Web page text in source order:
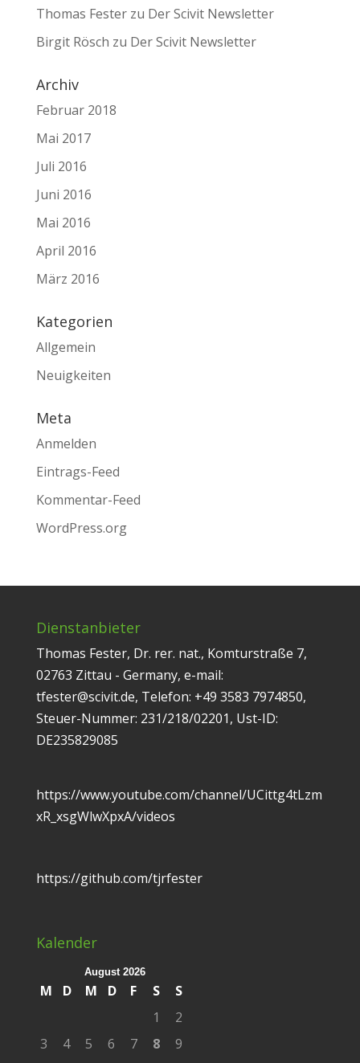
Thomas Festerzu Der Scivit Newsletter
Birgit Rösch zu Der Scivit Newsletter
Archiv
Februar 2018
Mai 2017
Juli 2016
Juni 2016
Mai 2016
April 2016
März 2016
Kategorien
Allgemein
Neuigkeiten
Meta
Anmelden
Eintrags-Feed
Kommentar-Feed
WordPress.org
Dienstanbieter
Thomas Fester, Dr. rer. nat., Komturstraße 7,
02763 Zittau - Germany, e-mail:
tfester@scivit.de, Telefon: +49 3583 7974850,
Steuer-Nummer: 231/218/02201, Ust-ID:
DE235829085
https://www.youtube.com/channel/UCittg4tLzm
xR_xsgWlwXpxA/videos
https://github.com/tjrfester
Kalender
August 2026
M D M D F S
S
1
2
3
4 5 6 7 8
9